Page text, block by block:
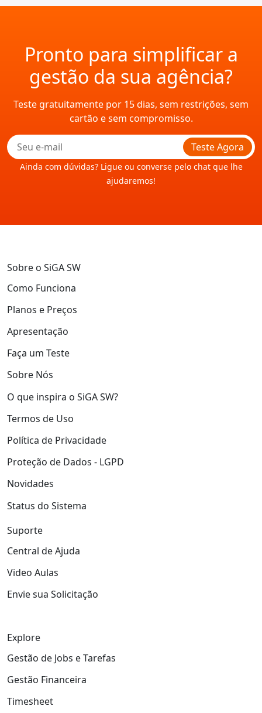
Pronto para simplificar a
gestão da sua agência?
Teste gratuitamente por 15 dias, sem restrições, sem
cartão e sem compromisso.
Teste Agora
Ainda com dúvidas? Ligue ou converse pelo chat que lhe
ajudaremos!
Sobre o SiGA SW
Como Funciona
Planos e Preços
Apresentação
Faça um Teste
Sobre Nós
O que inspira o SiGA SW?
Termos de Uso
Política de Privacidade
Proteção de Dados - LGPD
Novidades
Status do Sistema
Suporte
Central de Ajuda
Video Aulas
Envie sua Solicitação
Explore
Gestão de Jobs e Tarefas
Gestão Financeira
Timesheet